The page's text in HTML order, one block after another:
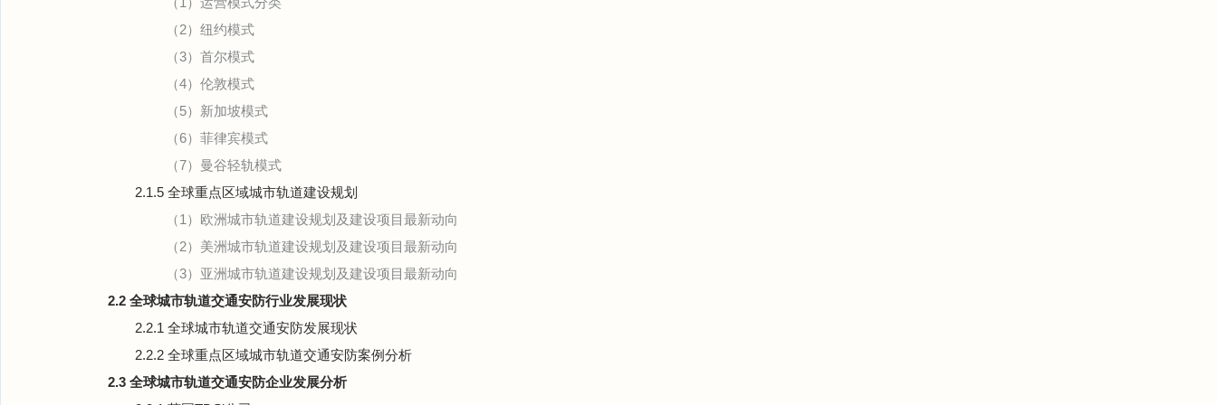
（2）纽约模式
（3）首尔模式
（4）伦敦模式
（5）新加坡模式
（6）菲律宾模式
（7）曼谷轻轨模式
2.1.5 全球重点区域城市轨道建设规划
（1）欧洲城市轨道建设规划及建设项目最新动向
（2）美洲城市轨道建设规划及建设项目最新动向
（3）亚洲城市轨道建设规划及建设项目最新动向
2.2 全球城市轨道交通安防行业发展现状
2.2.1 全球城市轨道交通安防发展现状
2.2.2 全球重点区域城市轨道交通安防案例分析
2.3 全球城市轨道交通安防企业发展分析